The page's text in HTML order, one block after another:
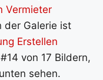
Vermieter
der Galerie ist
Erstellen
von 17 Bildern,
sehen.